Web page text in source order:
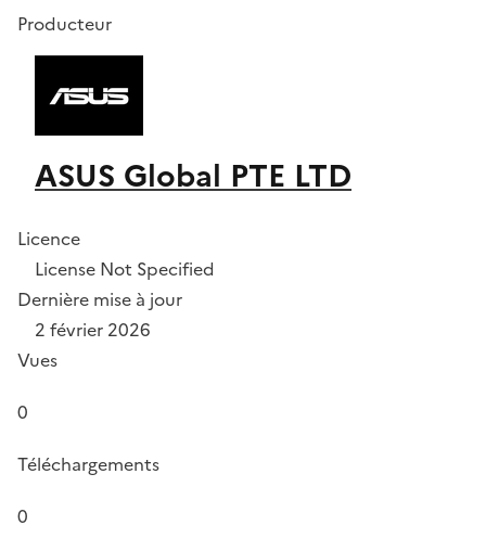
Producteur
ASUS Global PTE LTD
Licence
License Not Specified
Dernière mise à jour
2 février 2026
Vues
0
Téléchargements
0